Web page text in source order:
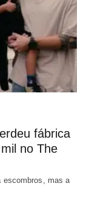
fábrica
no The
escombros, mas a